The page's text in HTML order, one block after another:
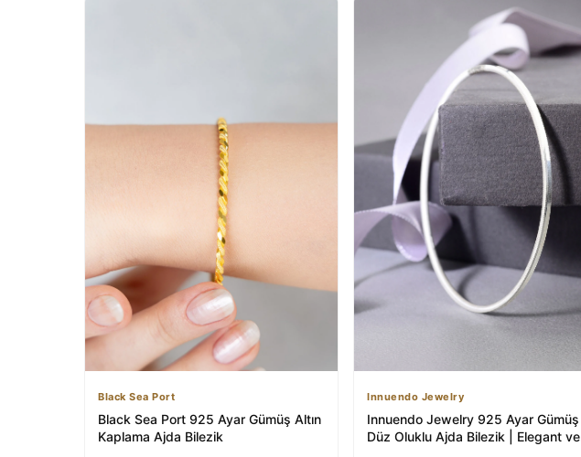
Black Sea Port
Black Sea Port 925 Ayar Gümüş Altın
Kaplama Ajda Bilezik
Innuendo Jewelry
Innuendo Jewelry 925 Ayar Gümüş
Düz Oluklu Ajda Bilezik | Elegant ve